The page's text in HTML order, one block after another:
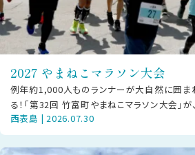
2027 やまねこマラソン大会
例年約1,000人ものランナーが大自然に囲ま
る！「第32回 竹富町やまねこマラソン大会」が
西部地区で開催されま
西表島 | 2026.07.30